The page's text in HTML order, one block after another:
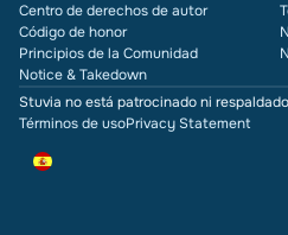
Centro de derechos de autor
Código de honor
Principios de la Comunidad
Notice & Takedown
Stuvia no está patrocinado ni
Términos de usoPrivacy Statement